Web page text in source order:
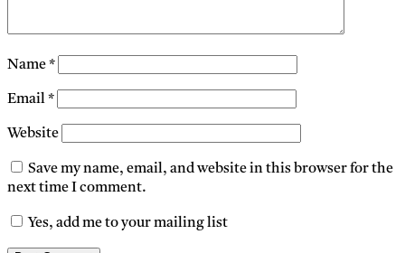
Name*
Email*
Website
Save my name, email, and website in this browser for the
next time I comment.
Yes, add me to your mailing list